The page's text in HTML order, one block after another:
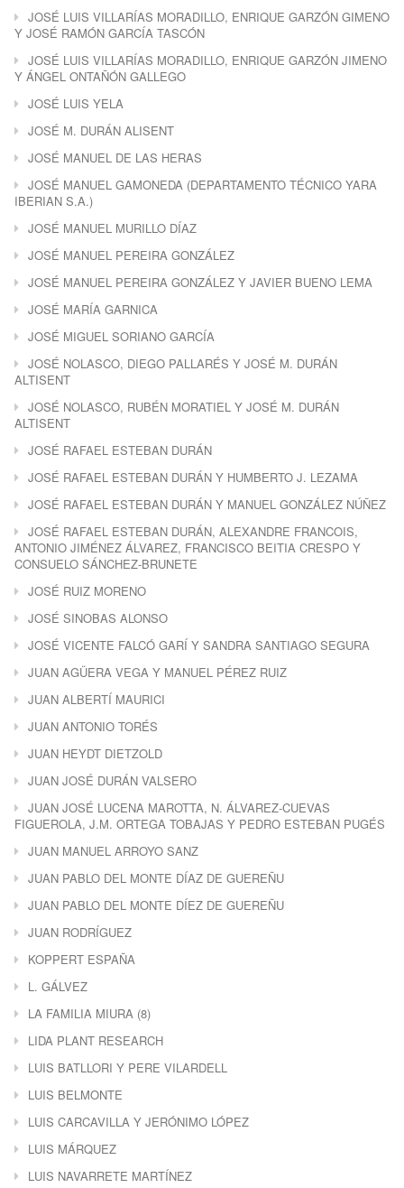
JOSÉ LUIS VILLARÍAS MORADILLO, ENRIQUE GARZÓN GIMENO
Y JOSÉ RAMÓN GARCÍA TASCÓN
JOSÉ LUIS VILLARÍAS MORADILLO, ENRIQUE GARZÓN JIMENO
Y ÁNGEL ONTAÑÓN GALLEGO
JOSÉ LUIS YELA
JOSÉ M. DURÁN ALISENT
JOSÉ MANUEL DE LAS HERAS
JOSÉ MANUEL GAMONEDA (DEPARTAMENTO TÉCNICO YARA
IBERIAN S.A.)
JOSÉ MANUEL MURILLO DÍAZ
JOSÉ MANUEL PEREIRA GONZÁLEZ
JOSÉ MANUEL PEREIRA GONZÁLEZ Y JAVIER BUENO LEMA
JOSÉ MARÍA GARNICA
JOSÉ MIGUEL SORIANO GARCÍA
JOSÉ NOLASCO, DIEGO PALLARÉS Y JOSÉ M. DURÁN
ALTISENT
JOSÉ NOLASCO, RUBÉN MORATIEL Y JOSÉ M. DURÁN
ALTISENT
JOSÉ RAFAEL ESTEBAN DURÁN
JOSÉ RAFAEL ESTEBAN DURÁN Y HUMBERTO J. LEZAMA
JOSÉ RAFAEL ESTEBAN DURÁN Y MANUEL GONZÁLEZ NÚÑEZ
JOSÉ RAFAEL ESTEBAN DURÁN, ALEXANDRE FRANCOIS,
ANTONIO JIMÉNEZ ÁLVAREZ, FRANCISCO BEITIA CRESPO Y
CONSUELO SÁNCHEZ-BRUNETE
JOSÉ RUIZ MORENO
JOSÉ SINOBAS ALONSO
JOSÉ VICENTE FALCÓ GARÍ Y SANDRA SANTIAGO SEGURA
JUAN AGÜERA VEGA Y MANUEL PÉREZ RUIZ
JUAN ALBERTÍ MAURICI
JUAN ANTONIO TORÉS
JUAN HEYDT DIETZOLD
JUAN JOSÉ DURÁN VALSERO
JUAN JOSÉ LUCENA MAROTTA, N. ÁLVAREZ-CUEVAS
FIGUEROLA, J.M. ORTEGA TOBAJAS Y PEDRO ESTEBAN PUGÉS
JUAN MANUEL ARROYO SANZ
JUAN PABLO DEL MONTE DÍAZ DE GUEREÑU
JUAN PABLO DEL MONTE DÍEZ DE GUEREÑU
JUAN RODRÍGUEZ
KOPPERT ESPAÑA
L. GÁLVEZ
LA FAMILIA MIURA (8)
LIDA PLANT RESEARCH
LUIS BATLLORI Y PERE VILARDELL
LUIS BELMONTE
LUIS CARCAVILLA Y JERÓNIMO LÓPEZ
LUIS MÁRQUEZ
LUIS NAVARRETE MARTÍNEZ